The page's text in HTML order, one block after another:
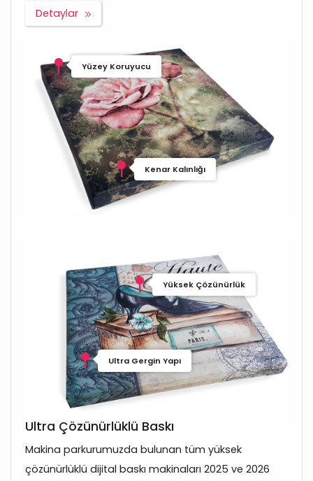
Detaylar
Yüzey Koruyucu
Kenar Kalınlığı
Yüksek Çözünürlük
Ultra Gergin Yapı
Ultra Çözünürlüklü Baskı
Makina parkurumuzda bulunan tüm yüksek
çözünürlüklü dijital baskı makinaları 2025 ve 2026